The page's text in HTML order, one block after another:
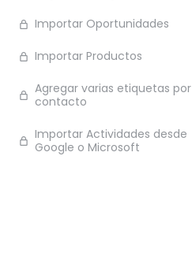
Importar Oportunidades
Importar Productos
Agregar varias etiquetas por
contacto
Importar Actividades desde
Google o Microsoft